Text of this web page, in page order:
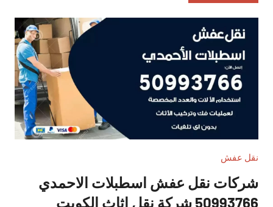
نقل عفش
شركات نقل عفش اسطبلات الاحمدي
50993766 شركة نقل اثاث الكويت